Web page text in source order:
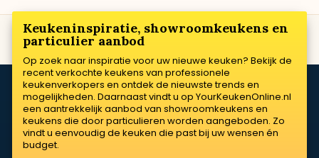
Keukeninspiratie, showroomkeukens en
particulier aanbod
Op zoek naar inspiratie voor uw nieuwe keuken? Bekijk de
recent verkochte keukens van professionele
keukenverkopers en ontdek de nieuwste trends en
mogelijkheden. Daarnaast vindt u op YourKeukenOnline.nl
een aantrekkelijk aanbod van showroomkeukens en
keukens die door particulieren worden aangeboden. Zo
vindt u eenvoudig de keuken die past bij uw wensen én
budget.